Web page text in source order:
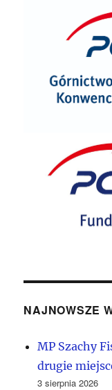
NAJNOWSZE
MP Szachy
drugie
3 sierpnia 2026